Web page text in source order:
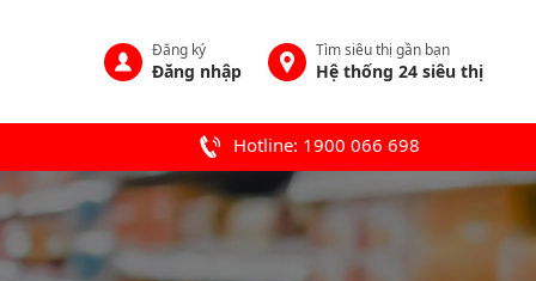
Đăng ký
Đăng nhập
Tìm siêu thị gần bạn
Hệ thống 24 siêu thị
Hotline: 1900 066 698